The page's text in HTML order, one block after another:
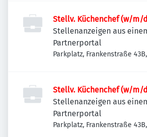
Stellv. Küchenchef (w/m/
Stellenanzeigen aus
Partnerportal
Parkplatz, Frankenstraße 43B,
Stellv. Küchenchef (w/m/
Stellenanzeigen aus
Partnerportal
Parkplatz, Frankenstraße 43B,